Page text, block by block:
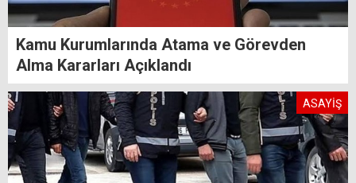
Kamu Kurumlarında Atama ve Görevden
Alma Kararları Açıklandı
ASAYİŞ